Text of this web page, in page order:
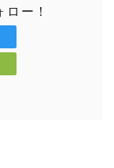
ー！